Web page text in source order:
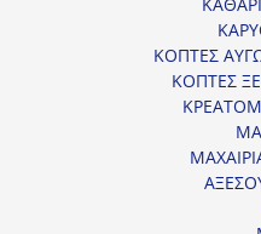
ΚΟΠΤΕΣ
ΚΟΠΤΕΣ